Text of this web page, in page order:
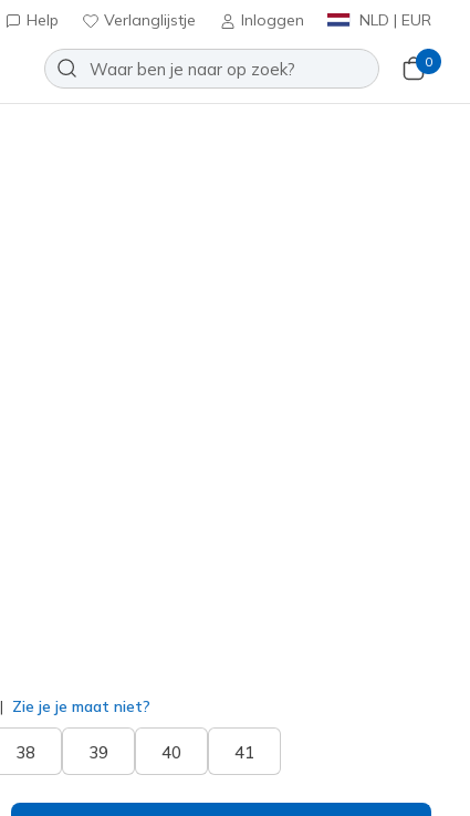
Help Verlanglijstje Inloggen NLD | EUR
0
Zie je je maat niet?
38 39 40 41